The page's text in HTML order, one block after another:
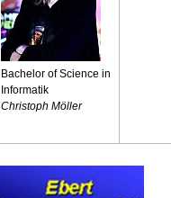
Bachelor of Science in
Informatik
Christoph Möller